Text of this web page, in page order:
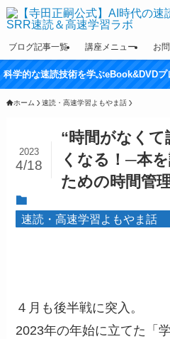
ブログ記事一覧 講座メニュー お
科学的な速読技術を学ぶeBook&DVDプ
ホーム 速読・高速学習よもやま話
“時間がなく
くなる！─本
ための時間管
2023
4/18
速読・高速学習よもやま話
４月も後半戦に突入。
2023年の年始に立てた「